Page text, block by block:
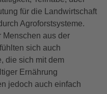
für die Landwirtschaft
Agroforstsysteme.
Menschen aus der
sich auch
die sich mit dem
Ernährung
jedoch auch einfach